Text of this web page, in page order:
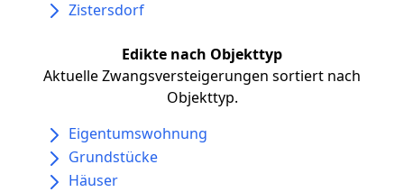
Zistersdorf
Edikte nach Objekttyp
Aktuelle Zwangsversteigerungen sortiert nach
Objekttyp.
Eigentumswohnung
Grundstücke
Häuser